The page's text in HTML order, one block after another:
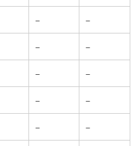
– –
– –
– –
– –
– –